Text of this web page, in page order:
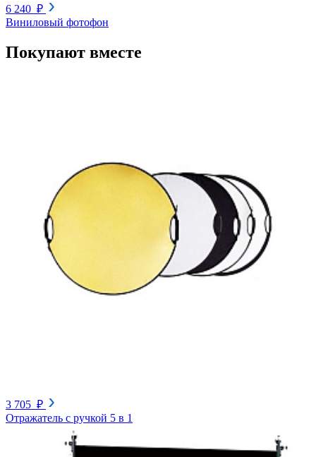
6 240 ₽
Виниловый фотофон
Покупают вместе
3 705 ₽
Отражатель с ручкой 5 в 1